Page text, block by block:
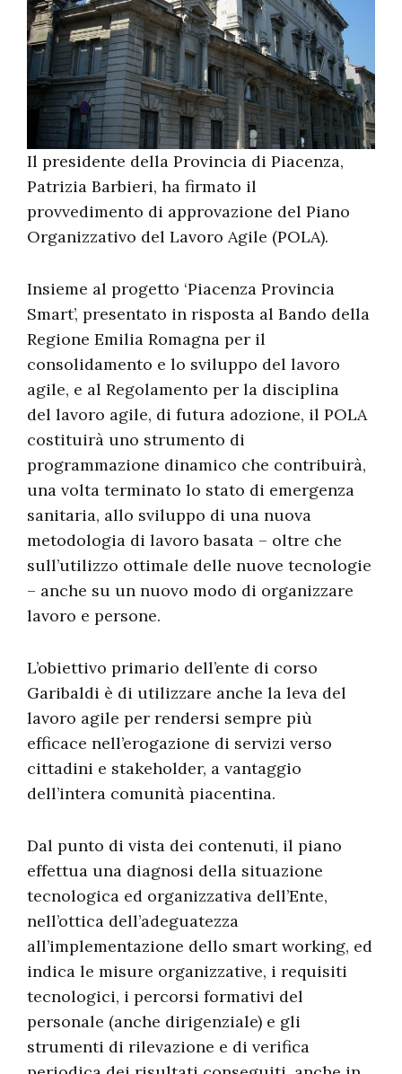
Il presidente della Provincia di Piacenza,
Patrizia Barbieri, ha firmato il
provvedimento di approvazione del Piano
Organizzativo del Lavoro Agile (POLA).
Insieme al progetto ‘Piacenza Provincia
Smart’, presentato in risposta al Bando della
Regione Emilia Romagna per il
consolidamento e lo sviluppo del lavoro
agile, e al Regolamento per la disciplina
del lavoro agile, di futura adozione, il POLA
costituirà uno strumento di
programmazione dinamico che contribuirà,
una volta terminato lo stato di emergenza
sanitaria, allo sviluppo di una nuova
metodologia di lavoro basata – oltre che
sull’utilizzo ottimale delle nuove tecnologie
– anche su un nuovo modo di organizzare
lavoro e persone.
L’obiettivo primario dell’ente di corso
Garibaldi è di utilizzare anche la leva del
lavoro agile per rendersi sempre più
efficace nell’erogazione di servizi verso
cittadini e stakeholder, a vantaggio
dell’intera comunità piacentina.
Dal punto di vista dei contenuti, il piano
effettua una diagnosi della situazione
tecnologica ed organizzativa dell’Ente,
nell’ottica dell’adeguatezza
all’implementazione dello smart working, ed
indica le misure organizzative, i requisiti
tecnologici, i percorsi formativi del
personale (anche dirigenziale) e gli
strumenti di rilevazione e di verifica